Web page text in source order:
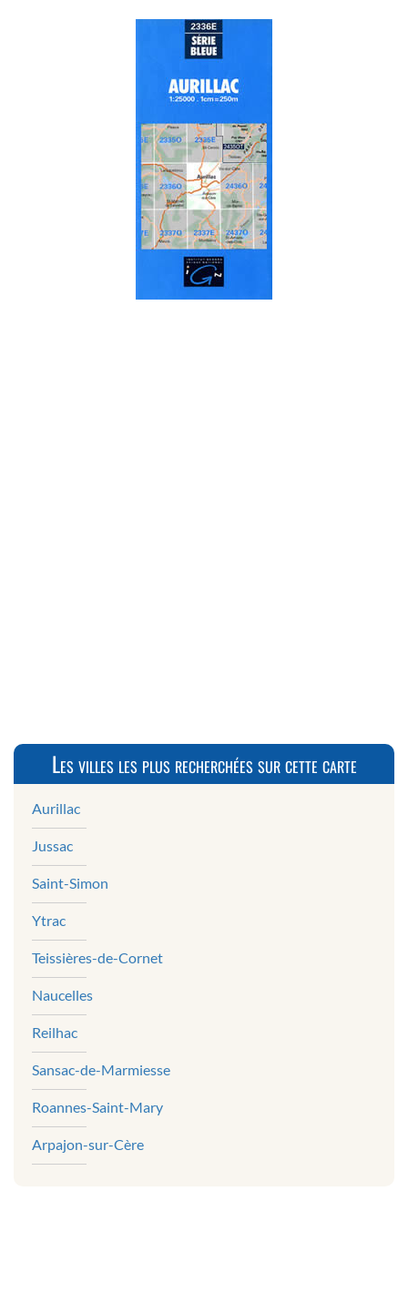
Les villes les plus recherchées sur cette carte
Aurillac
Jussac
Saint-Simon
Ytrac
Teissières-de-Cornet
Naucelles
Reilhac
Sansac-de-Marmiesse
Roannes-Saint-Mary
Arpajon-sur-Cère